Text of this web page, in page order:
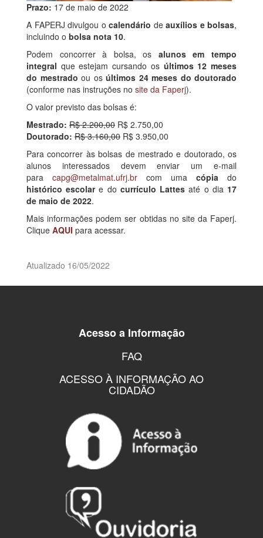
Prazo: 17 de maio de 2022
A FAPERJ divulgou o calendário deauxílios e bolsas,
incluindo o bolsa nota 10.
Podem concorrer à bolsa, os alunos em tempo
integral que estejam cursando osúltimos 12 meses
do mestrado ou os últimos 24 meses do doutorado
(conforme nas instruções no site da Faperj).
O valor previsto das bolsas é:
Mestrado: R$ 2.200,00 R$ 2.750,00
Doutorado: R$ 3.160,00 R$ 3.950,00
Para concorrer às bolsas de mestrado e doutorado, os
alunos interessados devem enviar um e-mail
para capg@metalmat.ufrj.br com uma cópia do
histórico escolare do currículo Lattes até o dia 17
de maio de 2022.
Mais informações podem ser obtidas no site da Faperj.
Clique AQUI para acessar.
Atualizado 16/05/2022
Acesso a Informação
FAQ
ACESSO À INFORMAÇÃO AO
CIDADÃO